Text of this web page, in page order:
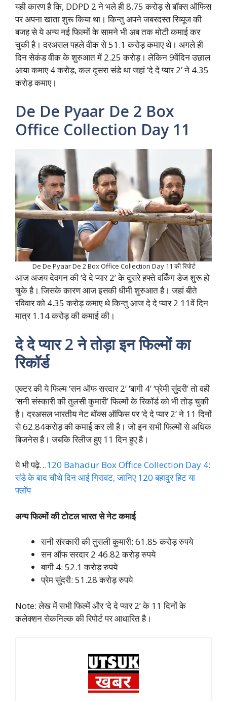
यही कारण है कि, DDPD 2 ने भले ही 8.75 करोड़ से बॉक्स ऑफिस
पर अपना खाता शुरू किया था। किन्तु अपने जबरदस्त रिव्यूज की
बजह से ये अन्य नई फिल्मों के सामने भी अब तक मोटी कमाई कर
चुकी है। दरअसल पहले वीक से 51.1 करोड़ कमाए थे। अगले ही
दिन सेकंड वीक के शुरुआत में 2.25 करोड़। लेकिन 9वेंदिन उछाल
आया कमाए 4 करोड़, कल दूसरा संडे था जहां ‘दे दे प्यार 2’ ने 4.35
करोड़ कमाए।
De De Pyaar De 2 Box
Office Collection Day 11
De De Pyaar De 2 Box Office Collection Day 11 की रिपोर्ट
आज अजय देवगन की ‘दे दे प्यार 2’ के दूसरे हफ्ते वर्किंग डेज शुरू हो
चुके है। जिसके कारण आज इसकी धीमी शुरुआत है। जहां बीते
रविवार को 4.35 करोड़ कमाए थे किन्तु आज दे दे प्यार 2 11वें दिन
मात्र 1.14 करोड़ की कमाई की।
दे दे प्यार 2 ने तोड़ा इन फिल्मों का
रिकॉर्ड
एक्टर की ये फिल्म ‘सन ऑफ सरदार 2’ ‘बागी 4’ ‘प्रेमी सुंदरी’ तो वही
‘सनी संस्कारी की तुलसी कुमारी’ फिल्मों के रिकॉर्ड को भी तोड़ चुकी
है। दरअसल भारतीय नेट बॉक्स ऑफिस पर ‘दे दे प्यार 2’ ने 11 दिनों
से 62.84करोड़ की कमाई कर ली है। जो इन सभी फिल्मों से अधिक
बिजनेस है। जबकि रिलीज हुए 11 दिन हुए है।
ये भी पढ़े…120 Bahadur Box Office Collection Day 4:
संडे के बाद चौथे दिन आई गिरावट, जानिए 120 बहादुर हिट या
फ्लॉप
अन्य फिल्मों की टोटल भारत से नेट कमाई
सनी संस्कारी की तुसली कुमारी: 61.85 करोड़ रुपये
सन ऑफ सरदार 2 46.82 करोड़ रुपये
बागी 4: 52.1 करोड़ रुपये
प्रेम सुंदरी: 51.28 करोड़ रुपये
Note: लेख में सभी फिल्में और ‘दे दे प्यार 2’ के 11 दिनों के
कलेक्शन सेकनिल्क की रिपोर्ट पर आधारित है।